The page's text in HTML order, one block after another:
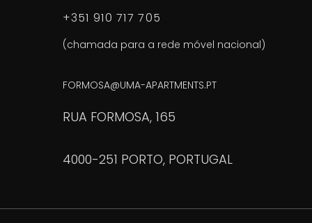
+351 910 717 705
(chamada para a rede móvel nacional)
FORMOSA@UMA-APARTMENTS.PT
RUA FORMOSA, 165
4000-251 PORTO, PORTUGAL